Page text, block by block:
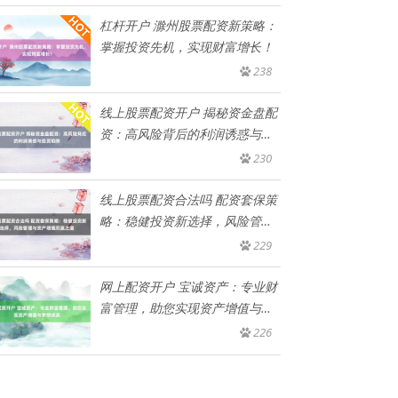
杠杆开户 滁州股票配资新策略：
掌握投资先机，实现财富增长！
238
线上股票配资开户 揭秘资金盘配
资：高风险背后的利润诱惑与投
230
线上股票配资合法吗 配资套保策
略：稳健投资新选择，风险管理
229
网上配资开户 宝诚资产：专业财
富管理，助您实现资产增值与梦
226